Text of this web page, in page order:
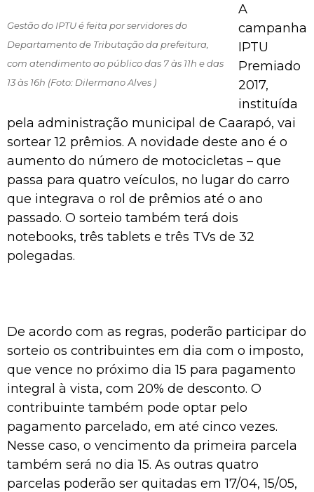
Gestão do IPTU é feita por servidores do
Departamento de Tributação da prefeitura,
com atendimento ao público das 7 às 11h e das
13 às 16h (Foto: Dilermano Alves )
A
campanha
IPTU
Premiado
2017,
instituída
pela administração municipal de Caarapó, vai
sortear 12 prêmios. A novidade deste ano é o
aumento do número de motocicletas – que
passa para quatro veículos, no lugar do carro
que integrava o rol de prêmios até o ano
passado. O sorteio também terá dois
notebooks, três tablets e três TVs de 32
polegadas.
De acordo com as regras, poderão participar do
sorteio os contribuintes em dia com o imposto,
que vence no próximo dia 15 para pagamento
integral à vista, com 20% de desconto. O
contribuinte também pode optar pelo
pagamento parcelado, em até cinco vezes.
Nesse caso, o vencimento da primeira parcela
também será no dia 15. As outras quatro
parcelas poderão ser quitadas em 17/04, 15/05,